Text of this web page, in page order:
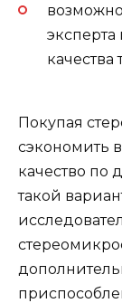
качества
Покупая
сэкономить
качество по
такой